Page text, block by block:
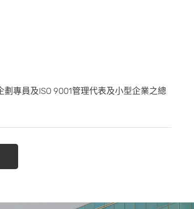
專員及ISO 9001管理代表及小型企業之總